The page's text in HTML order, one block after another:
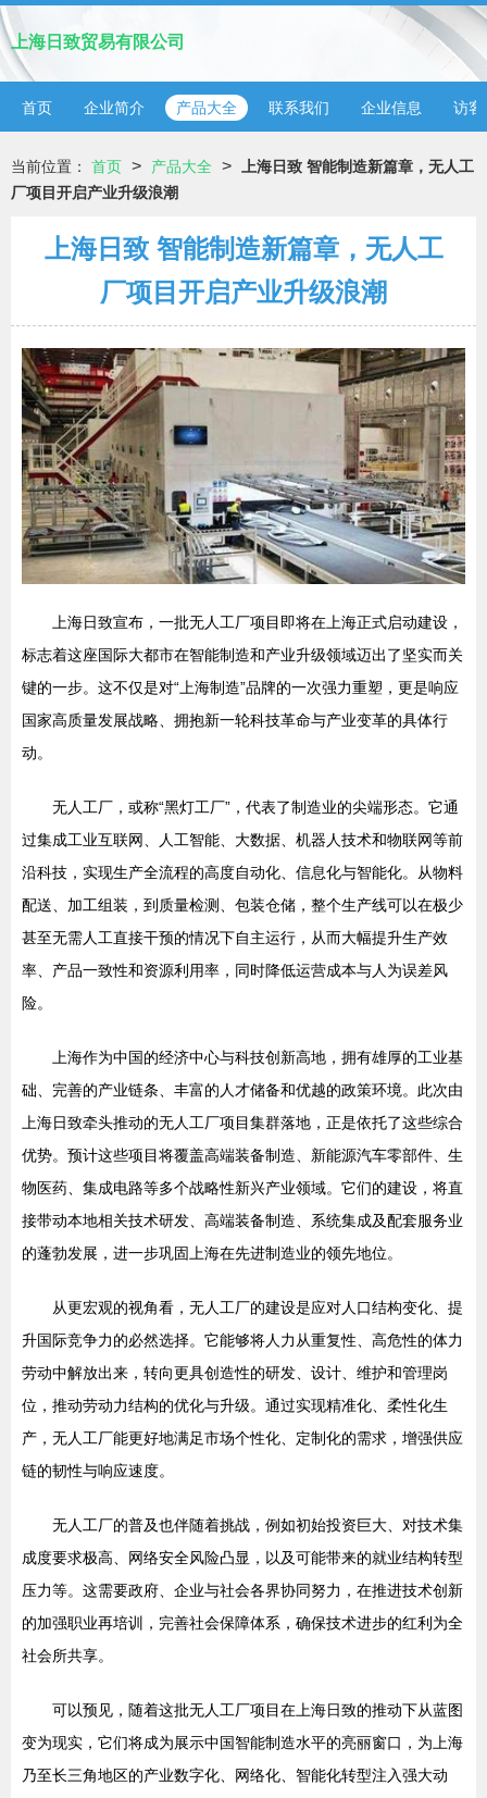
上海日致贸易有限公司
首页 企业简介 产品大全 联系我们 企业信息 访客
当前位置： 首页 > 产品大全 >
上海日致 智能制造新篇章，无人工
厂项目开启产业升级浪潮
上海日致 智能制造新篇章，无人工
厂项目开启产业升级浪潮
上海日致宣布，一批无人工厂项目即将在上海正式启动建设，
标志着这座国际大都市在智能制造和产业升级领域迈出了坚实而关
键的一步。这不仅是对“上海制造”品牌的一次强力重塑，更是响应
国家高质量发展战略、拥抱新一轮科技革命与产业变革的具体行
动。
无人工厂，或称“黑灯工厂”，代表了制造业的尖端形态。它通
过集成工业互联网、人工智能、大数据、机器人技术和物联网等前
沿科技，实现生产全流程的高度自动化、信息化与智能化。从物料
配送、加工组装，到质量检测、包装仓储，整个生产线可以在极少
甚至无需人工直接干预的情况下自主运行，从而大幅提升生产效
率、产品一致性和资源利用率，同时降低运营成本与人为误差风
险。
上海作为中国的经济中心与科技创新高地，拥有雄厚的工业基
础、完善的产业链条、丰富的人才储备和优越的政策环境。此次由
上海日致牵头推动的无人工厂项目集群落地，正是依托了这些综合
优势。预计这些项目将覆盖高端装备制造、新能源汽车零部件、生
物医药、集成电路等多个战略性新兴产业领域。它们的建设，将直
接带动本地相关技术研发、高端装备制造、系统集成及配套服务业
的蓬勃发展，进一步巩固上海在先进制造业的领先地位。
从更宏观的视角看，无人工厂的建设是应对人口结构变化、提
升国际竞争力的必然选择。它能够将人力从重复性、高危性的体力
劳动中解放出来，转向更具创造性的研发、设计、维护和管理岗
位，推动劳动力结构的优化与升级。通过实现精准化、柔性化生
产，无人工厂能更好地满足市场个性化、定制化的需求，增强供应
链的韧性与响应速度。
无人工厂的普及也伴随着挑战，例如初始投资巨大、对技术集
成度要求极高、网络安全风险凸显，以及可能带来的就业结构转型
压力等。这需要政府、企业与社会各界协同努力，在推进技术创新
的加强职业再培训，完善社会保障体系，确保技术进步的红利为全
社会所共享。
可以预见，随着这批无人工厂项目在上海日致的推动下从蓝图
变为现实，它们将成为展示中国智能制造水平的亮丽窗口，为上海
乃至长三角地区的产业数字化、网络化、智能化转型注入强大动